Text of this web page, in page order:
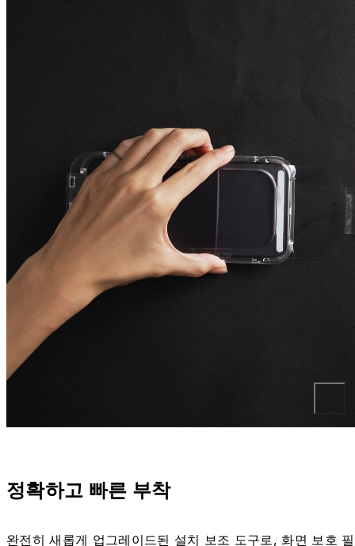
정확하고 빠른 부착
완전히 새롭게 업그레이드된 설치 보조 도구로, 화면 보호 필